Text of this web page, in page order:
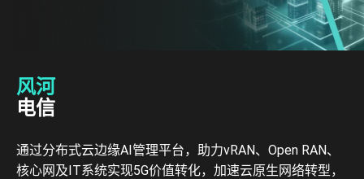
风河
电信
通过分布式云边缘AI管理平台，助力vRAN、Open RAN、
核心网及IT系统实现5G价值转化，加速云原生网络转型，